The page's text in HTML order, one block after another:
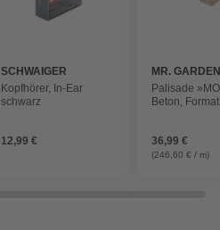
SCHWAIGER
Kopfhörer, In-Ear
schwarz
12,99 €
MR.
Palisade
Beton,
36,99 €
(246,60 € / m)